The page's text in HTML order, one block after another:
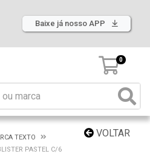
Baixe já nosso APP
0
VOLTAR
TEXTO
PASTEL C/6